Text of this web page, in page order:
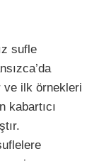
sufle
ve ilk örnekleri
kabartıcı